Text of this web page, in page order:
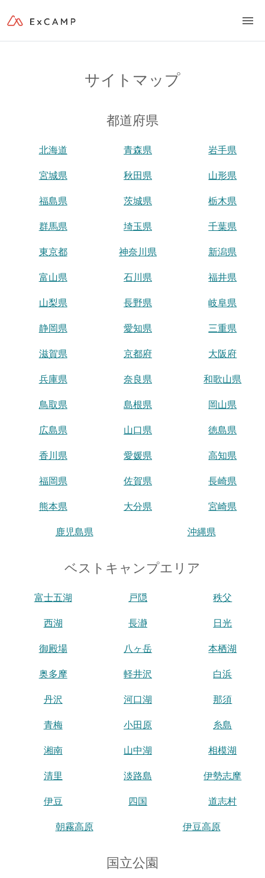
サイトマップ
都道府県
北海道 青森県 岩手県
宮城県 秋田県 山形県
福島県 茨城県 栃木県
群馬県 埼玉県 千葉県
東京都 神奈川県 新潟県
富山県 石川県 福井県
山梨県 長野県 岐阜県
静岡県 愛知県 三重県
滋賀県 京都府 大阪府
兵庫県 奈良県 和歌山県
鳥取県 島根県 岡山県
広島県 山口県 徳島県
香川県 愛媛県 高知県
福岡県 佐賀県 長崎県
熊本県 大分県 宮崎県
鹿児島県 沖縄県
ベストキャンプエリア
富士五湖 戸隠 秩父
西湖 長瀞 日光
御殿場 八ヶ岳 本栖湖
奥多摩 軽井沢 白浜
丹沢 河口湖 那須
青梅 小田原 糸島
湘南 山中湖 相模湖
清里 淡路島 伊勢志摩
伊豆 四国 道志村
朝霧高原 伊豆高原
国立公園